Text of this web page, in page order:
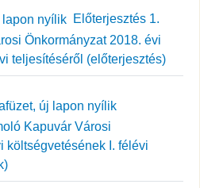
Előterjesztés 1.
Önkormányzat 2018. évi
teljesítéséről (előterjesztés)
Kapuvár Városi
költségvetésének I. félévi